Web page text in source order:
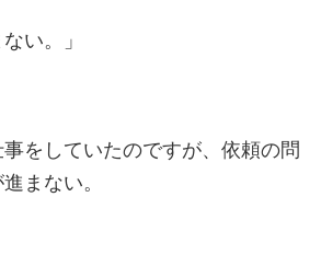
い。」
をしていたのですが、依頼の問
まない。